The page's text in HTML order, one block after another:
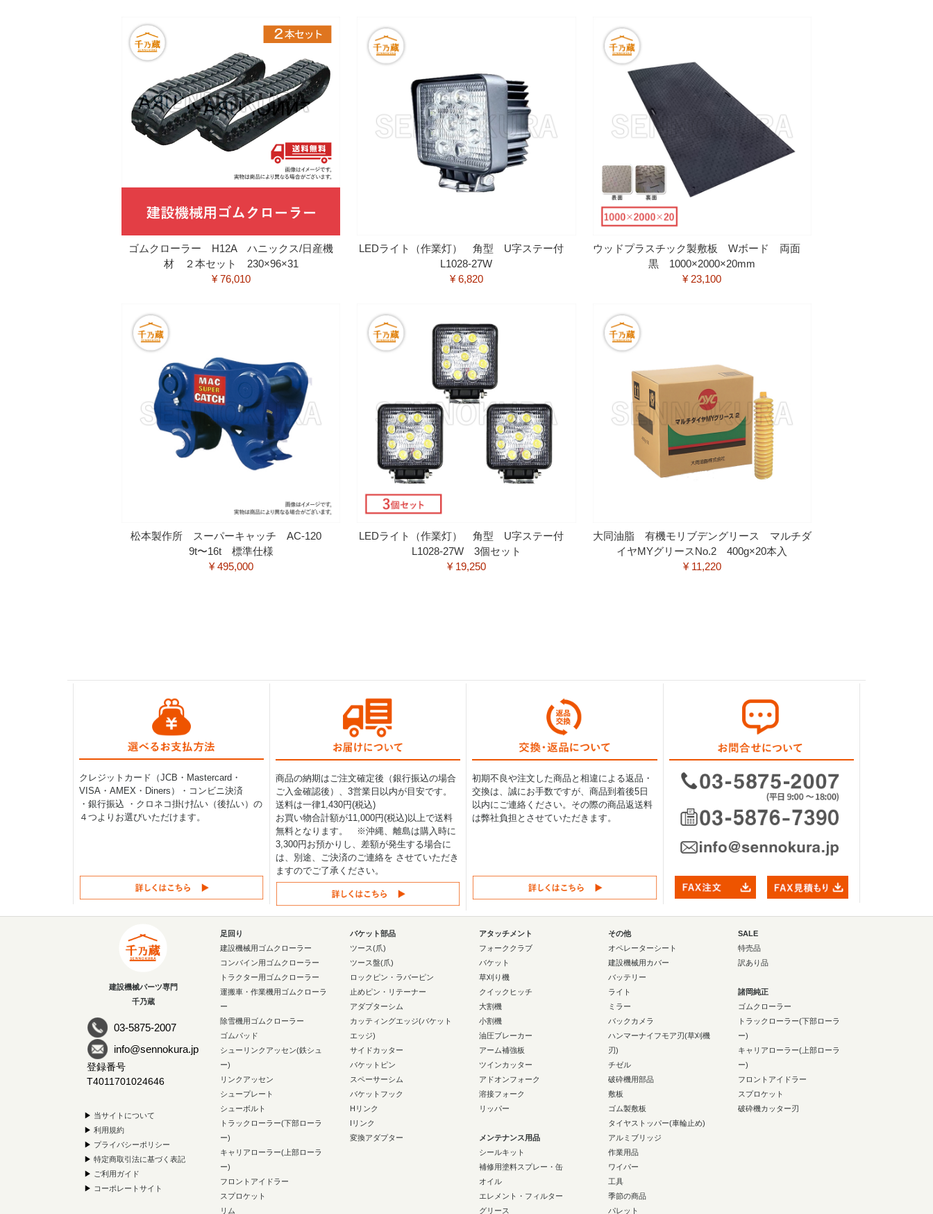
ゴムクローラー H12A ハニックス/日産機
材 ２本セット 230×96×31
¥ 76,010
LEDライト（作業灯） 角型 U字ステー付
L1028-27W
¥ 6,820
ウッドプラスチック製敷板 Wボード 両面
黒 1000×2000×20mm
¥ 23,100
松本製作所 スーパーキャッチ AC-120
9t〜16t 標準仕様
¥ 495,000
LEDライト（作業灯） 角型 U字ステー付
L1028-27W 3個セット
¥ 19,250
大同油脂 有機モリブデングリース マルチダ
イヤMYグリースNo.2 400g×20本入
¥ 11,220
クレジットカード（JCB・Mastercard・
VISA・AMEX・Diners）・コンビニ決済
・銀行振込 ・クロネコ掛け払い（後払い）の
４つよりお選びいただけます。
商品の納期はご注文確定後（銀行振込の場合
ご入金確認後）、3営業日以内が目安です。
送料は一律1,430円(税込)
お買い物合計額が11,000円(税込)以上で送料
無料となります。 ※沖縄、離島は購入時に
3,300円お預かりし、差額が発生する場合に
は、別途、ご決済のご連絡を させていただき
ますのでご了承ください。
初期不良や注文した商品と相違による返品・
交換は、誠にお手数ですが、商品到着後5日
以内にご連絡ください。その際の商品返送料
は弊社負担とさせていただきます。
建設機械パーツ専門
千乃蔵
03-5875-2007
info@sennokura.jp
登録番号
T4011701024646
▶ 当サイトについて
▶ 利用規約
▶ プライバシーポリシー
▶ 特定商取引法に基づく表記
▶ ご利用ガイド
▶ コーポレートサイト
足回り
建設機械用ゴムクローラー
コンバイン用ゴムクローラー
トラクター用ゴムクローラー
運搬車・作業機用ゴムクローラ
ー
除雪機用ゴムクローラー
ゴムパッド
シューリンクアッセン(鉄シュ
ー)
リンクアッセン
シュープレート
シューボルト
トラックローラー(下部ローラ
ー)
キャリアローラー(上部ローラ
ー)
フロントアイドラー
スプロケット
リム
バケット部品
ツース(爪)
ツース盤(爪)
ロックピン・ラバーピン
止めピン・リテーナー
アダプターシム
カッティングエッジ(バケット
エッジ)
サイドカッター
バケットピン
スペーサーシム
バケットフック
Hリンク
Iリンク
変換アダプター
アタッチメント
フォーククラブ
バケット
草刈り機
クイックヒッチ
大割機
小割機
油圧ブレーカー
アーム補強板
ツインカッター
アドオンフォーク
溶接フォーク
リッパー
メンテナンス用品
シールキット
補修用塗料スプレー・缶
オイル
エレメント・フィルター
グリース
その他
オペレーターシート
建設機械用カバー
バッテリー
ライト
ミラー
バックカメラ
ハンマーナイフモア刃(草刈機
刃)
チゼル
破砕機用部品
敷板
ゴム製敷板
タイヤストッパー(車輪止め)
アルミブリッジ
作業用品
ワイパー
工具
季節の商品
パレット
SALE
特売品
訳あり品
諸岡純正
ゴムクローラー
トラックローラー(下部ローラ
ー)
キャリアローラー(上部ローラ
ー)
フロントアイドラー
スプロケット
破砕機カッター刃